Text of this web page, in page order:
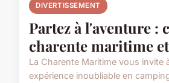
DIVERTISSEMENT
Partez à l'aventure :
charente maritime
La Charente Maritime vous invite
expérience inoubliable en